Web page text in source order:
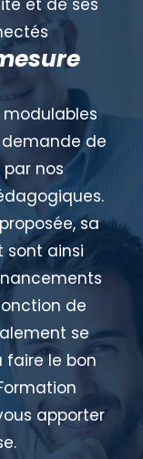
de
nos
sa
sont ainsi
de
se
faire le bon
apporter